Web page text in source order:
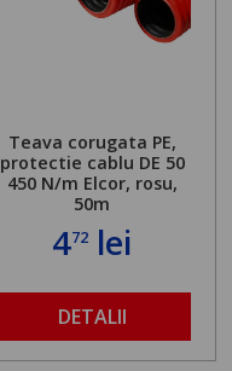
Teava corugata PE,
protectie cablu DE 50
450 N/m Elcor, rosu,
50m
472 lei
DETALII